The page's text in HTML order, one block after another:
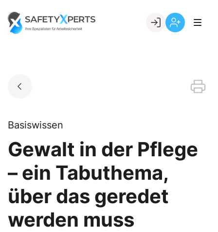
content
Go to landing page.
Basiswissen
Gewalt in der Pflege
– ein Tabuthema,
über das geredet
werden muss